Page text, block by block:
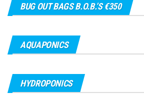
BUG OUT BAGS B.O.B.’S €350
AQUAPONICS
HYDROPONICS